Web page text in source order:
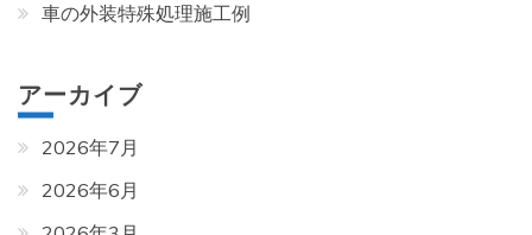
車の外装特殊処理施工例
アーカイブ
2026年7月
2026年6月